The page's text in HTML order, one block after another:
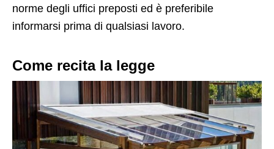
norme degli uffici preposti ed è preferibile
informarsi prima di qualsiasi lavoro.
Come recita la legge